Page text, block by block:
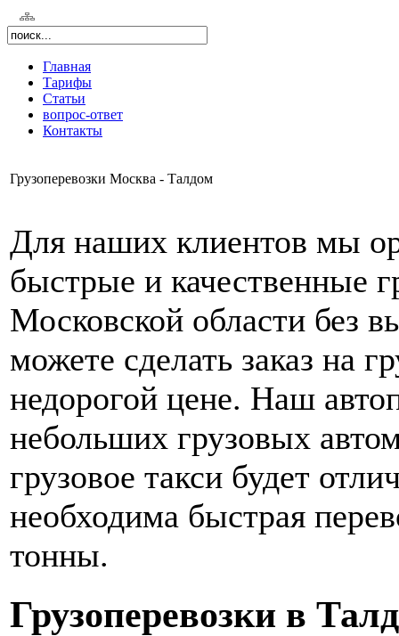
Главная
Тарифы
Статьи
вопрос-ответ
Контакты
Грузоперевозки Москва - Талдом
Для наших клиентов мы
быстрые и качественные
Московской области без
можете сделать заказ на
недорогой цене. Наш
небольших грузовых
грузовое такси будет
необходима быстрая
тонны.
Грузоперевозки в